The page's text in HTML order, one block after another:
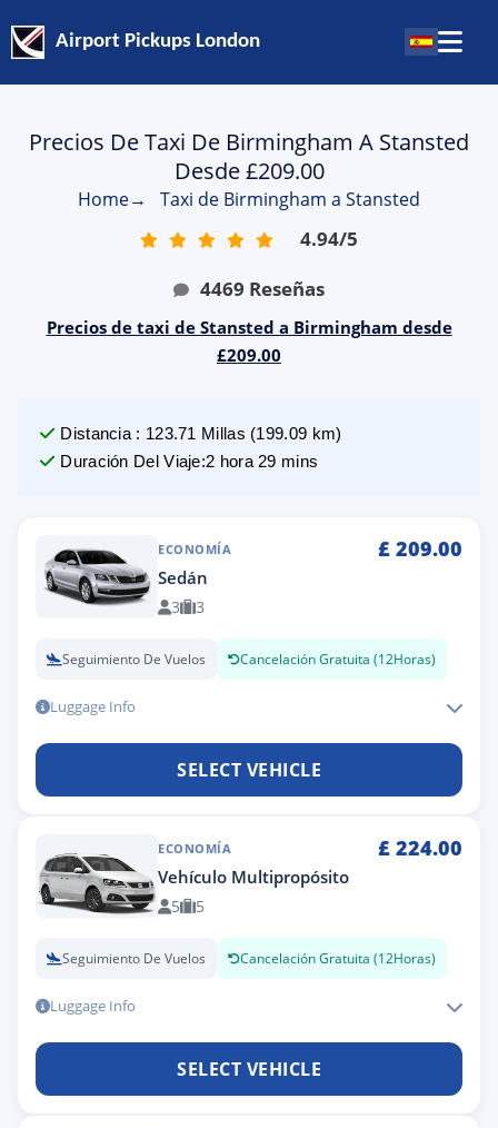
Airport Pickups London
Precios De Taxi De Birmingham A Stansted
Desde £209.00
Home→ Taxi de Birmingham a Stansted
4.94/5
4469 Reseñas
Precios de taxi de Stansted a Birmingham desde
£209.00
Distancia : 123.71 Millas (199.09 km)
Duración Del Viaje:2 hora 29 mins
ECONOMÍA £ 209.00
Sedán
3 3
Seguimiento De Vuelos Cancelación Gratuita (12Horas)
Luggage Info
SELECT VEHICLE
ECONOMÍA £ 224.00
Vehículo Multipropósito
5 5
Seguimiento De Vuelos Cancelación Gratuita (12Horas)
Luggage Info
SELECT VEHICLE